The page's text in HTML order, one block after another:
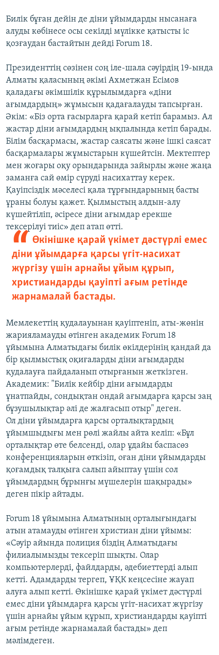
Билік бұған дейін де діни ұйымдарды нысанаға
алуды көбінесе осы секілді мүлікке қатысты іс
қозғаудан бастайтын дейді Forum 18.
Президенттің сөзінен соң іле-шала сәуірдің 19-ында
Алматы қаласының әкімі Ахметжан Есімов
қаладағы әкімшілік құрылымдарға «діни
ағымдардың» жұмысын қадағалауды тапсырған.
Әкім: «Біз орта ғасырларға қарай кетіп барамыз. Ал
жастар діни ағымдардың ықпалында кетіп барады.
Білім басқармасы, жастар саясаты және ішкі саясат
басқармалары жұмыстарын күшейтсін. Мектептер
мен жоғары оқу орындарында зайырлы және жаңа
заманға сай өмір сүруді насихаттау керек.
Қауіпсіздік мәселесі қала тұрғындарының басты
ұраны болуы қажет. Қылмыстың алдын-алу
күшейтіліп, әсіресе діни ағымдар ерекше
тексерілуі тиіс» деп атап өтті.
Өкінішке қарай үкімет дәстүрлі емес
діни ұйымдарға қарсы үгіт-насихат
жүргізу үшін арнайы ұйым құрып,
христиандарды қауіпті ағым ретінде
жарнамалай бастады.
Мемлекеттің қудалауынан қауіптеніп, аты-жөнін
жарияламауды өтінген академик Forum 18
ұйымына Алматыдағы билік өкілдерінің қандай да
бір қылмыстық оқиғаларды діни ағымдарды
қудалауға пайдаланып отырғанын жеткізген.
Академик: "Билік кейбір діни ағымдарды
ұнатпайды, сондықтан ондай ағымдарға қарсы заң
бұзушылықтар әлі де жалғасып отыр" деген.
Ол діни ұйымдарға қарсы орталықтардың
ұйымшыдығы мен рөлі жайлы айта келіп: «Бұл
орталықтар өте белсенді, олар ұдайы баспасөз
конференцияларын өткізіп, оған діни ұйымдарды
қоғамдық талқыға салып айыптау үшін сол
ұйымдардың бұрынғы мүшелерін шақырады»
деген пікір айтады.
Forum 18 ұйымына Алматының орталығындағы
атын атамауды өтінген христиан діни ұйымы:
«Сәуір айында полиция біздің Алматыдағы
филиалымызды тексеріп шықты. Олар
компьютерлерді, файлдарды, әдебиеттерді алып
кетті. Адамдарды тергеп, ҰҚК кеңсесіне жауап
алуға алып кетті. Өкінішке қарай үкімет дәстүрлі
емес діни ұйымдарға қарсы үгіт-насихат жүргізу
үшін арнайы ұйым құрып, христиандарды қауіпті
ағым ретінде жарнамалай бастады» деп
мәлімдеген.